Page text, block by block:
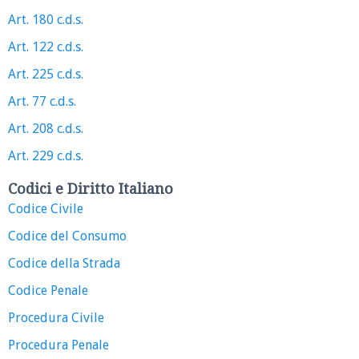
Art. 180 c.d.s.
Art. 122 c.d.s.
Art. 225 c.d.s.
Art. 77 c.d.s.
Art. 208 c.d.s.
Art. 229 c.d.s.
Codici e Diritto Italiano
Codice Civile
Codice del Consumo
Codice della Strada
Codice Penale
Procedura Civile
Procedura Penale